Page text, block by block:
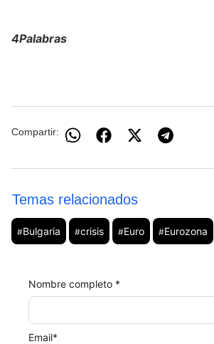
4Palabras
Compartir:
Temas relacionados
#Bulgaria #crisis #Euro #Eurozona
Nombre completo *
Email*